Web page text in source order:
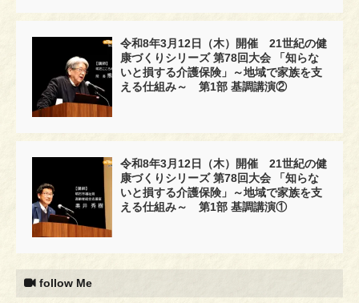
令和8年3月12日（木）開催 21世紀の健
康づくりシリーズ 第78回大会 「知らな
いと損する介護保険」～地域で家族を支
える仕組み～ 第1部 基調講演②
令和8年3月12日（木）開催 21世紀の健
康づくりシリーズ 第78回大会 「知らな
いと損する介護保険」～地域で家族を支
える仕組み～ 第1部 基調講演①
follow Me